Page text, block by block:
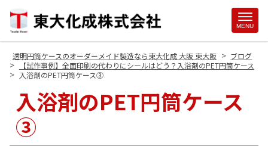
MENU
透明円筒ケースのオーダーメイド製造なら東大化成 大阪 東大阪 > ブログ
> 【試作事例】全面印刷の代わりにシールはどう？入浴剤のPET円筒ケース
> 入浴剤のPET円筒ケース③
入浴剤のPET円筒ケース
③
Site
Footer